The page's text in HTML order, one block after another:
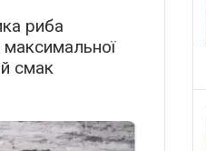
риба
смак